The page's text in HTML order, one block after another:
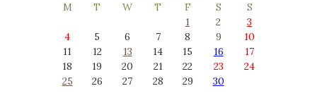
M
T W T F S
S
1
2
3
4
5 6 7 8 9
10
11
12 13 14 15 16
17
18
19 20 21 22 23
24
25
26 27 28 29 30